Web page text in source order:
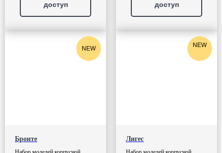
доступ
доступ
NEW
Бронте
NEW
Лигес